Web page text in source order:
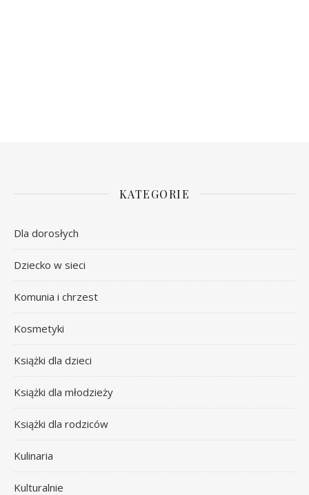
KATEGORIE
Dla dorosłych
Dziecko w sieci
Komunia i chrzest
Kosmetyki
Książki dla dzieci
Książki dla młodzieży
Książki dla rodziców
Kulinaria
Kulturalnie